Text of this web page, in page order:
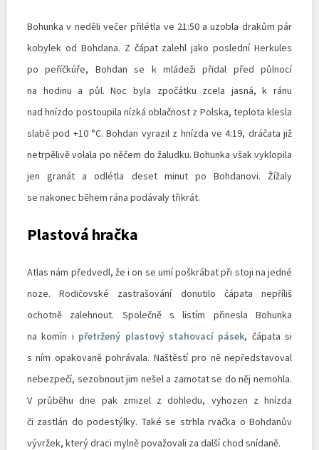
Bohunka v neděli večer přilétla ve 21:50 a uzobla drakům pár
kobylek od Bohdana. Z čápat zalehl jako poslední Herkules
po peříčkúře, Bohdan se k mládeži přidal před půlnocí
na hodinu a půl. Noc byla zpočátku zcela jasná, k ránu
nad hnízdo postoupila nízká oblačnost z Polska, teplota klesla
slabě pod +10 °C. Bohdan vyrazil z hnízda ve 4:19, dráčata již
netrpělivě volala po něčem do žaludku. Bohunka však vyklopila
jen granát a odlétla deset minut po Bohdanovi. Žížaly
se nakonec během rána podávaly třikrát.
Plastová hračka
Atlas nám předvedl, že i on se umí poškrábat při stoji na jedné
noze. Rodičovské zastrašování donutilo čápata nepříliš
ochotně zalehnout. Společně s listím přinesla Bohunka
na komín i přetržený plastový stahovací pásek, čápata si
s ním opakovaně pohrávala. Naštěstí pro ně nepředstavoval
nebezpečí, sezobnout jim nešel a zamotat se do něj nemohla.
V průběhu dne pak zmizel z dohledu, vyhozen z hnízda
či zastlán do podestýlky. Také se strhla rvačka o Bohdanův
vývržek, který draci mylně považovali za další chod snídaně.